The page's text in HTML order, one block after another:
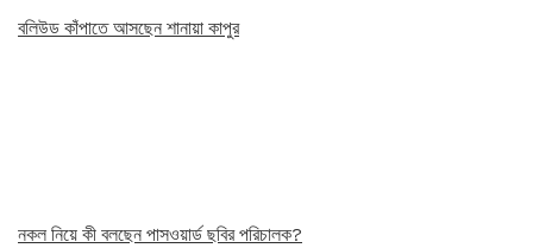
বলিউড কাঁপাতে আসছেন শানায়া কাপুর
নকল নিয়ে কী বলছেন পাসওয়ার্ড ছবির পরিচালক?